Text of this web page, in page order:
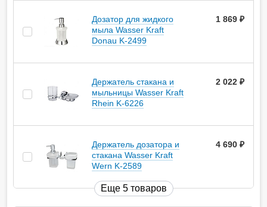
Дозатор для жидкого
мыла Wasser Kraft
Donau K-2499
1 869
Держатель стакана и
мыльницы Wasser Kraft
Rhein K-6226
2 022
Держатель дозатора и
стакана Wasser Kraft
Wern K-2589
4 690
Еще 5 товаров